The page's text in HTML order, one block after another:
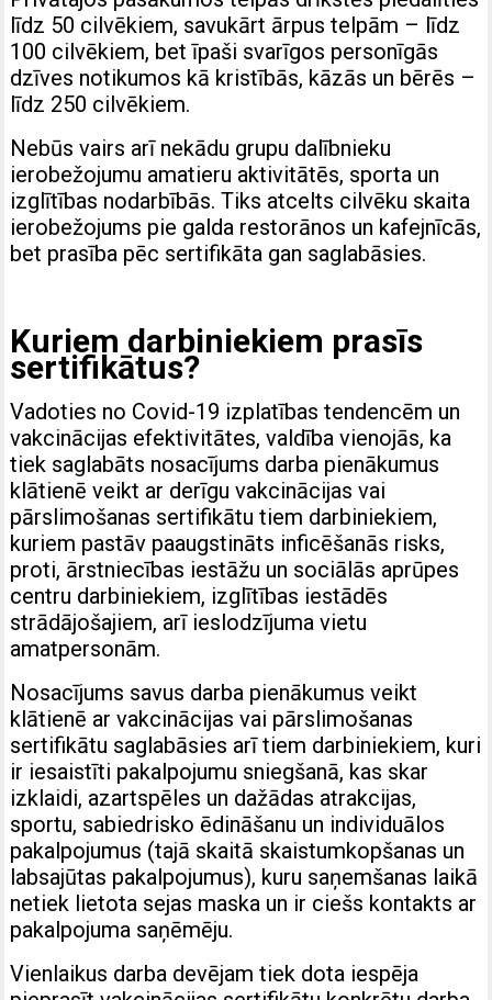
līdz 50 cilvēkiem, savukārt ārpus telpām – līdz
100 cilvēkiem, bet īpaši svarīgos personīgās
dzīves notikumos kā kristībās, kāzās un bērēs –
līdz 250 cilvēkiem.
Nebūs vairs arī nekādu grupu dalībnieku
ierobežojumu amatieru aktivitātēs, sporta un
izglītības nodarbībās. Tiks atcelts cilvēku skaita
ierobežojums pie galda restorānos un kafejnīcās,
bet prasība pēc sertifikāta gan saglabāsies.
Kuriem darbiniekiem prasīs
sertifikātus?
Vadoties no Covid-19 izplatības tendencēm un
vakcinācijas efektivitātes, valdība vienojās, ka
tiek saglabāts nosacījums darba pienākumus
klātienē veikt ar derīgu vakcinācijas vai
pārslimošanas sertifikātu tiem darbiniekiem,
kuriem pastāv paaugstināts inficēšanās risks,
proti, ārstniecības iestāžu un sociālās aprūpes
centru darbiniekiem, izglītības iestādēs
strādājošajiem, arī ieslodzījuma vietu
amatpersonām.
Nosacījums savus darba pienākumus veikt
klātienē ar vakcinācijas vai pārslimošanas
sertifikātu saglabāsies arī tiem darbiniekiem, kuri
ir iesaistīti pakalpojumu sniegšanā, kas skar
izklaidi, azartspēles un dažādas atrakcijas,
sportu, sabiedrisko ēdināšanu un individuālos
pakalpojumus (tajā skaitā skaistumkopšanas un
labsajūtas pakalpojumus), kuru saņemšanas laikā
netiek lietota sejas maska un ir ciešs kontakts ar
pakalpojuma saņēmēju.
Vienlaikus darba devējam tiek dota iespēja